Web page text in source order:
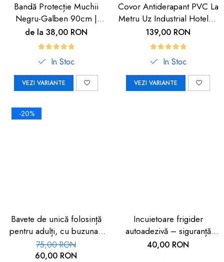
Bandă Protecție Muchii
Negru-Galben 90cm |
Carboysafety
de la 38,00 RON
In Stoc
VEZI VARIANTE
Covor Antiderapant PVC La
Metru Uz Industrial Hoteluri
| Carboysafety
139,00 RON
In Stoc
VEZI VARIANTE
-20%
Bavete de unică folosință
pentru adulți, cu buzunar,
set 50 buc, FM-108
75,00 RON
60,00 RON
Incuietoare frigider
autoadezivă – siguranță
copii 2 buc
40,00 RON